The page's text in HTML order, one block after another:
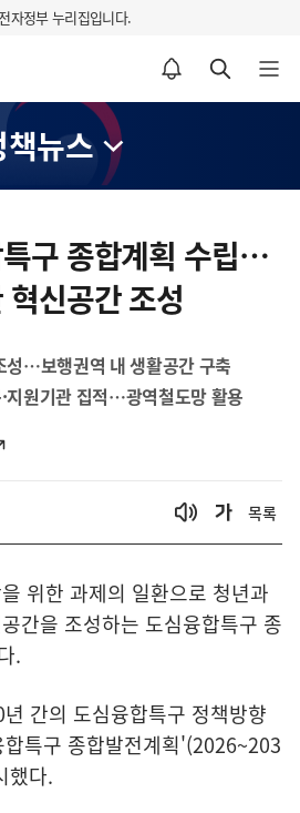
자정부 누리집입니다.
알림설정 바로가기 검색 바로가기 메뉴 열기
책뉴스
구 종합계획 수립…
혁신공간 조성
성…보행권역 내 생활공간 구축
지원기관 집적…광역철도망 활용
목록
위한 과제의 일환으로 청년과
간을 조성하는 도심융합특구 종
.
간의 도심융합특구 정책방향
특구 종합발전계획'(2026~203
했다.